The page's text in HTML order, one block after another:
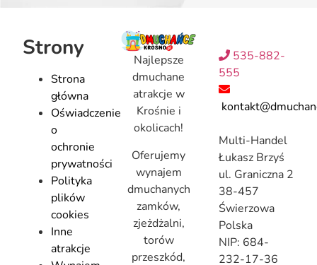
Strony
Strona
główna
Oświadczenie
o
ochronie
prywatności
Polityka
plików
cookies
Inne
atrakcje
Najlepsze
dmuchane
atrakcje w
Krośnie i
okolicach!
Oferujemy
wynajem
dmuchanych
zamków,
zjeżdżalni,
torów
przeszkód,
535-882-
555
Multi-Handel
Łukasz Brzyś
ul. Graniczna 2
38-457
Świerzowa
Polska
NIP: 684-
232-17-36